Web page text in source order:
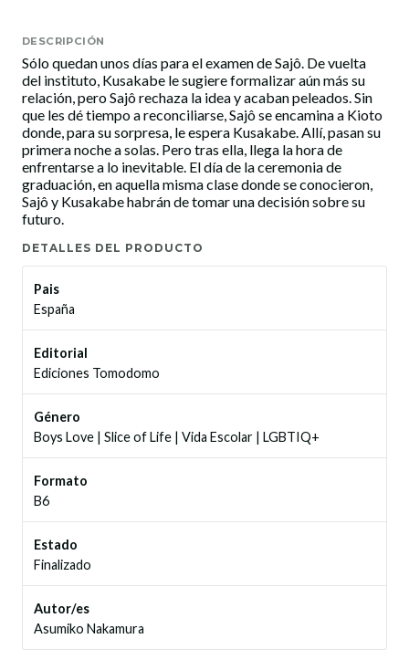
DESCRIPCIÓN
Sólo quedan unos días para el examen de Sajô. De vuelta
del instituto, Kusakabe le sugiere formalizar aún más su
relación, pero Sajô rechaza la idea y acaban peleados. Sin
que les dé tiempo a reconciliarse, Sajô se encamina a Kioto
donde, para su sorpresa, le espera Kusakabe. Allí, pasan su
primera noche a solas. Pero tras ella, llega la hora de
enfrentarse a lo inevitable. El día de la ceremonia de
graduación, en aquella misma clase donde se conocieron,
Sajô y Kusakabe habrán de tomar una decisión sobre su
futuro.
DETALLES DEL PRODUCTO
Pais
España
Editorial
Ediciones Tomodomo
Género
Boys Love | Slice of Life | Vida Escolar | LGBTIQ+
Formato
B6
Estado
Finalizado
Autor/es
Asumiko Nakamura